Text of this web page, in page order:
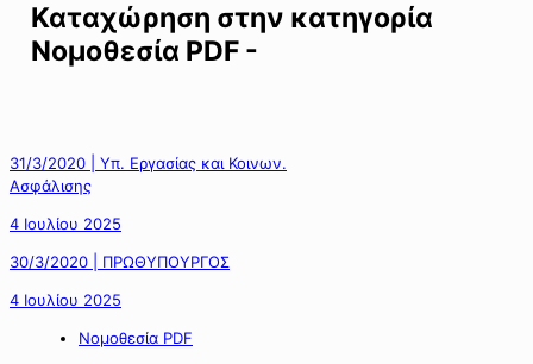
Καταχώρηση στην κατηγορία
Νομοθεσία PDF -
31/3/2020 | Υπ. Εργασίας και Κοινων.
Ασφάλισης
4 Ιουλίου 2025
30/3/2020 | ΠΡΩΘΥΠΟΥΡΓΟΣ
4 Ιουλίου 2025
Νομοθεσία PDF